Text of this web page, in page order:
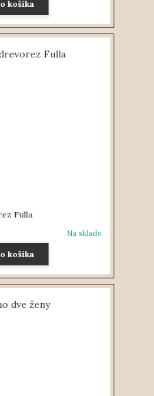
košíka
Fulla
Na sklade
košíka